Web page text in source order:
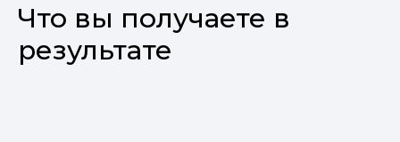
Что вы получаете в
результате